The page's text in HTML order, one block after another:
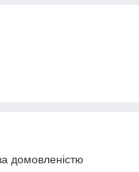
домовленістю